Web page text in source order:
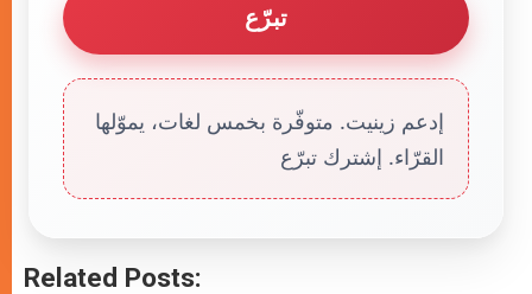
تبرّع
إدعم زينيت. متوفّرة بخمس لغات، يموّلها
القرّاء. إشترك تبرّع
Related Posts: